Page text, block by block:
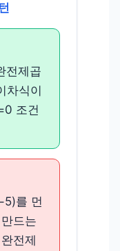
전제곱
식이
조건
를 먼
드는
전제